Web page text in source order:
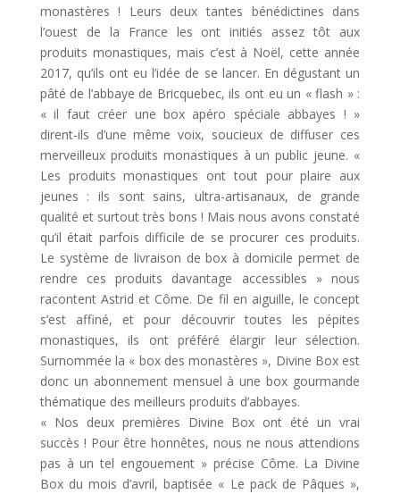
monastères ! Leurs deux tantes bénédictines dans
l’ouest de la France les ont initiés assez tôt aux
produits monastiques, mais c’est à Noël, cette année
2017, qu’ils ont eu l’idée de se lancer. En dégustant un
pâté de l’abbaye de Bricquebec, ils ont eu un « flash » :
« il faut créer une box apéro spéciale abbayes ! »
dirent-ils d’une même voix, soucieux de diffuser ces
merveilleux produits monastiques à un public jeune. «
Les produits monastiques ont tout pour plaire aux
jeunes : ils sont sains, ultra-artisanaux, de grande
qualité et surtout très bons ! Mais nous avons constaté
qu’il était parfois difficile de se procurer ces produits.
Le système de livraison de box à domicile permet de
rendre ces produits davantage accessibles » nous
racontent Astrid et Côme. De fil en aiguille, le concept
s’est affiné, et pour découvrir toutes les pépites
monastiques, ils ont préféré élargir leur sélection.
Surnommée la « box des monastères », Divine Box est
donc un abonnement mensuel à une box gourmande
thématique des meilleurs produits d’abbayes.
« Nos deux premières Divine Box ont été un vrai
succès ! Pour être honnêtes, nous ne nous attendions
pas à un tel engouement » précise Côme. La Divine
Box du mois d’avril, baptisée « Le pack de Pâques »,